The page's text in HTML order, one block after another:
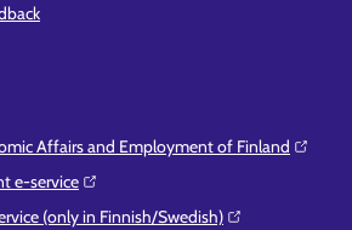
Affairs and Employment of Finland⁠
e-service⁠
(only in Finnish/Swedish)⁠